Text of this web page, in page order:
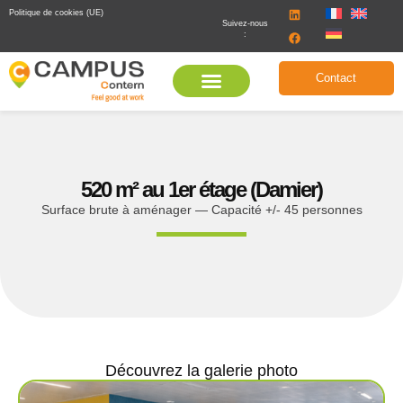
Politique de cookies (UE)
Suivez-nous
:
Contact
520 m² au 1er étage (Damier)
Surface brute à aménager — Capacité +/- 45 personnes
Découvrez la galerie photo